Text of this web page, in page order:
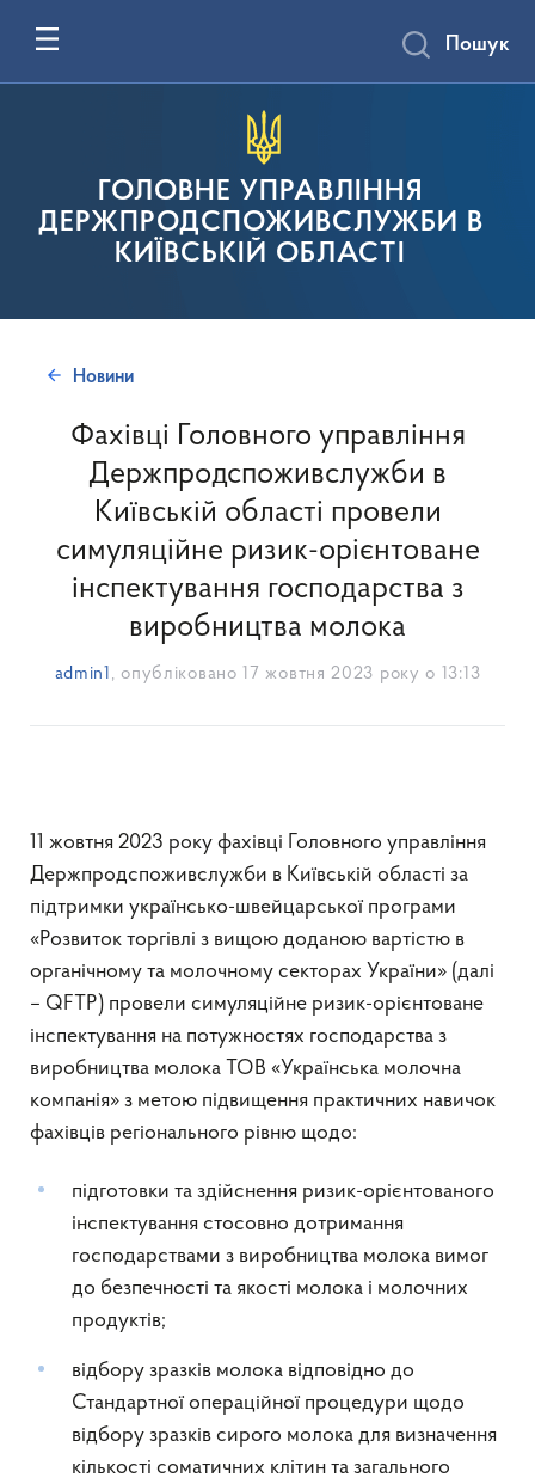
ГОЛОВНЕ УПРАВЛІННЯ
ДЕРЖПРОДСПОЖИВСЛУЖБИ В
КИЇВСЬКІЙ ОБЛАСТІ
Пошук
Новини
Фахівці Головного управління
Держпродспоживслужби в
Київській області провели
симуляційне ризик-орієнтоване
інспектування господарства з
виробництва молока
admin1 , опубліковано 17 жовтня 2023 року о 13:13
11 жовтня 2023 року фахівці Головного управління
Держпродспоживслужби в Київській області за
підтримки українсько-швейцарської програми
«Розвиток торгівлі з вищою доданою вартістю в
органічному та молочному секторах України» (далі
– QFTP) провели симуляційне ризик-орієнтоване
інспектування на потужностях господарства з
виробництва молока ТОВ «Українська молочна
компанія» з метою підвищення практичних навичок
фахівців регіонального рівню щодо:
підготовки та здійснення ризик-орієнтованого
інспектування стосовно дотримання
господарствами з виробництва молока вимог
до безпечності та якості молока і молочних
продуктів;
відбору зразків молока відповідно до
Стандартної операційної процедури щодо
відбору зразків сирого молока для визначення
кількості соматичних клітин та загального